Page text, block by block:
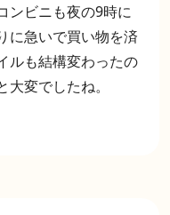
ンビニも夜の9時に
に急いで買い物を済
ルも結構変わったの
変でしたね。